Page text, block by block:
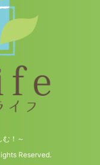
む！～
Reserved.